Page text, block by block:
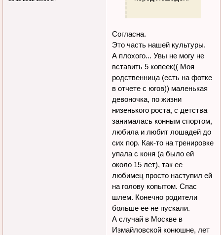
Согласна.
Это часть нашей культуры.
А плохого... Увы не могу не
вставить 5 копеек(( Моя
родственница (есть на фотке
в отчете с югов)) маленькая
девоночка, по жизни
низенького роста, с детства
занималась конным спортом,
любила и любит лошадей до
сих пор. Как-то на тренировке
упала с коня (а было ей
около 15 лет), так ее
любимец просто наступил ей
на голову копытом. Спас
шлем. Конечно родители
больше ее не пускали.
А случай в Москве в
Измайловской конюшне, лет